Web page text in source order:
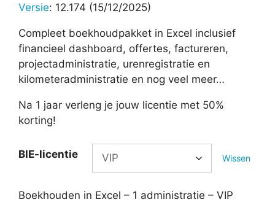
Versie: 12.174 (15/12/2025)
Compleet boekhoudpakket in Excel inclusief
financieel dashboard, offertes, factureren,
projectadministratie, urenregistratie en
kilometeradministratie en nog veel meer…
Na 1 jaar verleng je jouw licentie met 50%
korting!
BIE-licentie Wissen
Boekhouden in Excel – 1 administratie – VIP